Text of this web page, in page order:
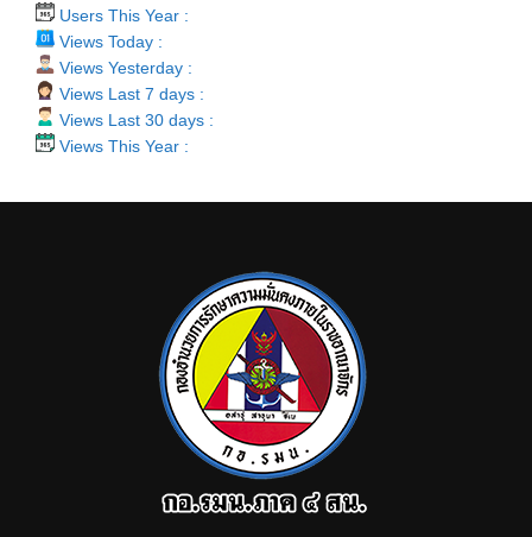
Users This Year :
Views Today :
Views Yesterday :
Views Last 7 days :
Views Last 30 days :
Views This Year :